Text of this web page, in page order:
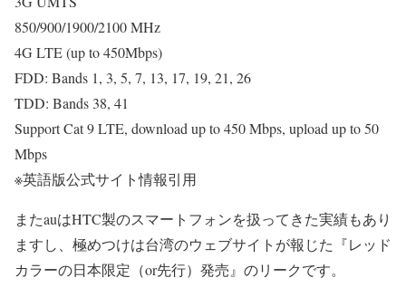
850/900/1900/2100 MHz
4G LTE (up to 450Mbps)
FDD: Bands 1, 3, 5, 7, 13, 17, 19, 21, 26
TDD: Bands 38, 41
Support Cat 9 LTE, download up to 450 Mbps, upload up to 50
Mbps
※英語版公式サイト情報引用
またauはHTC製のスマートフォンを扱ってきた実績もあり
ますし、極めつけは台湾のウェブサイトが報じた『レッド
カラーの日本限定（or先行）発売』のリークです。